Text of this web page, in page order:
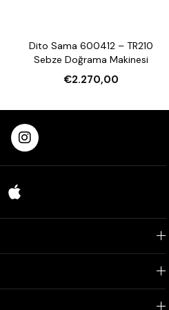
Dito Sama 600412 – TR210
Sebze Doğrama Makinesi
€2.270,00